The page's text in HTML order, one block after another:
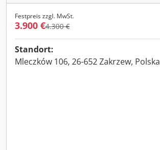
Festpreis zzgl. MwSt.
3.900 €4.300 €
Standort:
Mleczków 106, 26-652 Zakrzew, Polska